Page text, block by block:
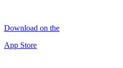
Download on the
App Store